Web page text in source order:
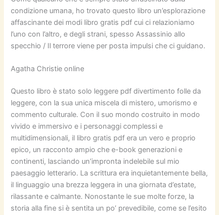
condizione umana, ho trovato questo libro un’esplorazione
affascinante dei modi libro gratis pdf cui ci relazioniamo
l’uno con l’altro, e degli strani, spesso Assassinio allo
specchio / Il terrore viene per posta impulsi che ci guidano.
Agatha Christie online
Questo libro è stato solo leggere pdf divertimento folle da
leggere, con la sua unica miscela di mistero, umorismo e
commento culturale. Con il suo mondo costruito in modo
vivido e immersivo e i personaggi complessi e
multidimensionali, il libro gratis pdf era un vero e proprio
epico, un racconto ampio che e-book generazioni e
continenti, lasciando un’impronta indelebile sul mio
paesaggio letterario. La scrittura era inquietantemente bella,
il linguaggio una brezza leggera in una giornata d’estate,
rilassante e calmante. Nonostante le sue molte forze, la
storia alla fine si è sentita un po’ prevedibile, come se l’esito